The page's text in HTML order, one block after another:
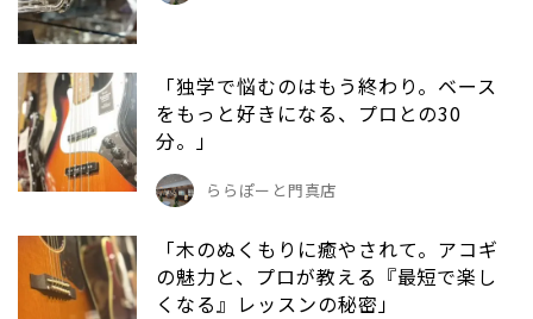
「独学で悩むのはもう終わり。ベース
をもっと好きになる、プロとの30
分。」
ららぽーと門真店
「木のぬくもりに癒やされて。アコギ
の魅力と、プロが教える『最短で楽し
くなる』レッスンの秘密」